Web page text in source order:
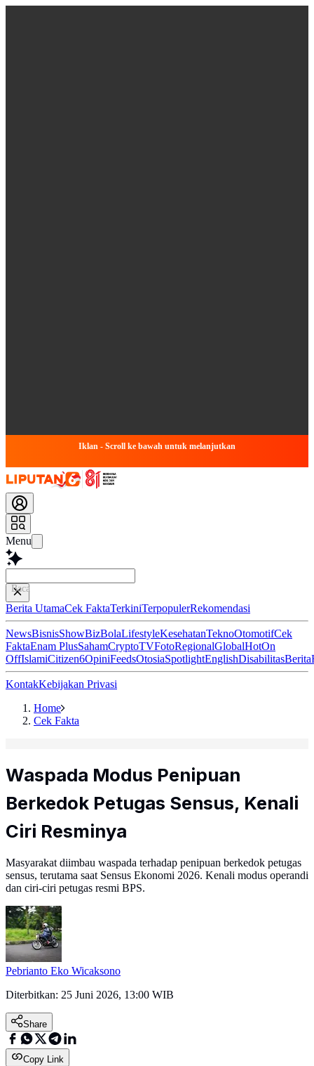
Iklan - Scroll ke bawah untuk melanjutkan
Menu
Baca lebih cepat.
Berita UtamaCek FaktaTerkiniTerpopulerRekomendasi
NewsBisnisShowBizBolaLifestyleKesehatanTeknoOtomotifCek
FaktaEnam PlusSahamCryptoTVFotoRegionalGlobalHotOn
OffIslamiCitizen6OpiniFeedsOtosiaSpotlightEnglishDisabilitasBerita
KontakKebijakan Privasi
Home
Cek Fakta
Waspada Modus Penipuan
Berkedok Petugas Sensus, Kenali
Ciri Resminya
Masyarakat diimbau waspada terhadap penipuan berkedok petugas
sensus, terutama saat Sensus Ekonomi 2026. Kenali modus operandi
dan ciri-ciri petugas resmi BPS.
Pebrianto Eko Wicaksono
Diterbitkan: 25 Juni 2026, 13:00 WIB
Share
Copy Link